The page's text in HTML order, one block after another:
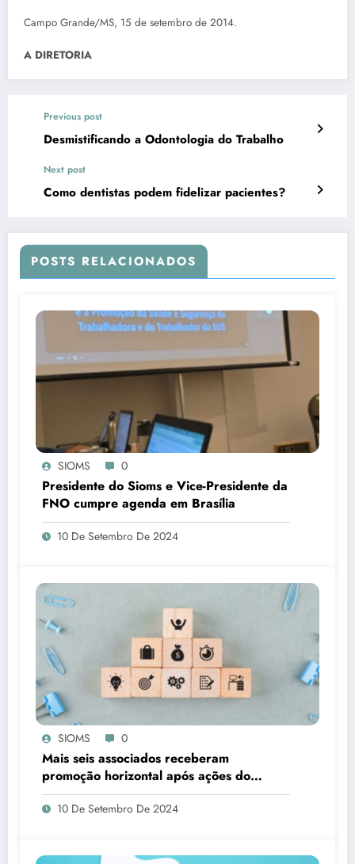
Campo Grande/MS, 15 de setembro de 2014.
A DIRETORIA
Previous post
Desmistificando a Odontologia do Trabalho
Next post
Como dentistas podem fidelizar pacientes?
POSTS RELACIONADOS
SIOMS 0
Presidente do Sioms e Vice-Presidente da
FNO cumpre agenda em Brasília
10 De Setembro De 2024
SIOMS 0
Mais seis associados receberam
promoção horizontal após ações do
SIOMS
10 De Setembro De 2024